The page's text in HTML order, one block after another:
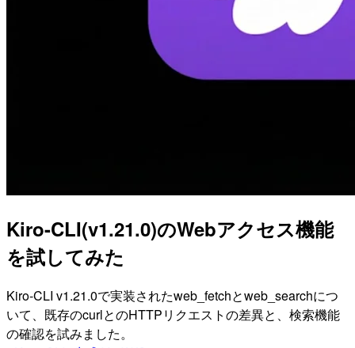
Kiro-CLI(v1.21.0)のWebアクセス機能
を試してみた
Kiro-CLI v1.21.0で実装されたweb_fetchとweb_searchにつ
いて、既存のcurlとのHTTPリクエストの差異と、検索機能
の確認を試みました。